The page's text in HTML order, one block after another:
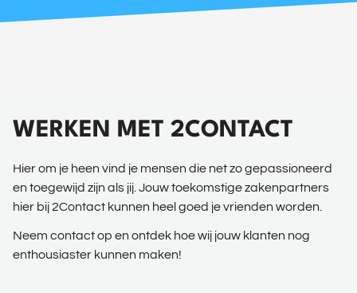
WERKEN MET 2CONTACT
Hier om je heen vind je mensen die net zo gepassioneerd
en toegewijd zijn als jij. Jouw toekomstige zakenpartners
hier bij 2Contact kunnen heel goed je vrienden worden.
Neem contact op en ontdek hoe wij jouw klanten nog
enthousiaster kunnen maken!